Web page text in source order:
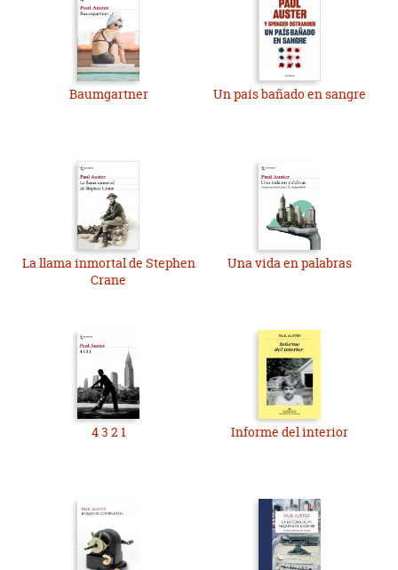
Baumgartner Un país bañado en sangre
La llama inmortal de Stephen
Crane
Una vida en palabras
4 3 2 1 Informe del interior